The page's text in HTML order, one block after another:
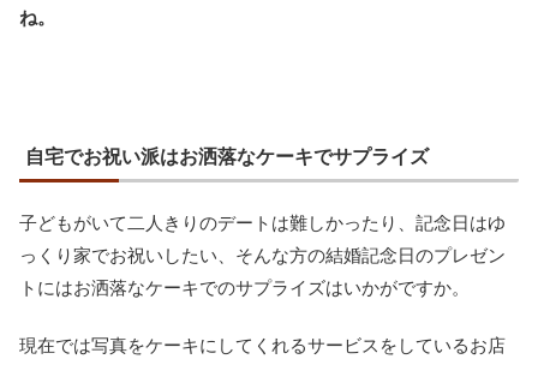
ね。
自宅でお祝い派はお洒落なケーキでサプライズ
子どもがいて二人きりのデートは難しかったり、記念日はゆ
っくり家でお祝いしたい、そんな方の結婚記念日のプレゼン
トにはお洒落なケーキでのサプライズはいかがですか。
現在では写真をケーキにしてくれるサービスをしているお店